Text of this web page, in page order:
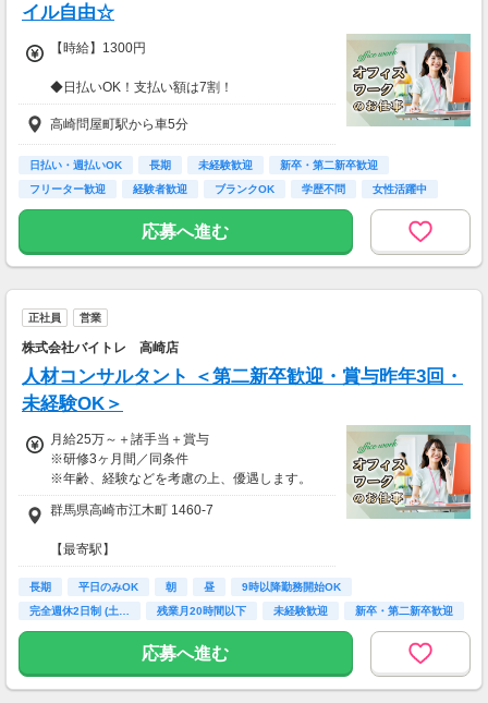
イル自由☆
【時給】1300円
◆日払いOK！支払い額は7割！
※規定・支払い条件有
高崎問屋町駅から車5分
日払い・週払いOK 長期 未経験歓迎
新卒・第二新卒歓迎
フリーター歓迎
経験者歓迎 ブランクOK 学歴不問 女性活躍中
応募へ進む
正社員 営業
株式会社バイトレ 高崎店
人材コンサルタント ＜第二新卒歓迎・賞与昨年3回・
未経験OK＞
月給25万～＋諸手当＋賞与
※研修3ヶ月間／同条件
※年齢、経験などを考慮の上、優遇します。
【諸手当内訳】
■通勤手当（上限3万円）
■自家用車使用手当（自家用車を営業に使う場
合、ガソリン代プラス距離数によってメンテン
ナンス費を支給。上限2.5万円）
【賞与】
年2回（7月・12月）※昨年度実績3回
群馬県高崎市江木町 1460-7
【最寄駅】
高崎駅より車13分
長期 平日のみOK 朝 昼
9時以降勤務開始OK
完全週休2日制 (土…
残業月20時間以下 未経験歓迎 新卒・第二新卒歓迎
応募へ進む